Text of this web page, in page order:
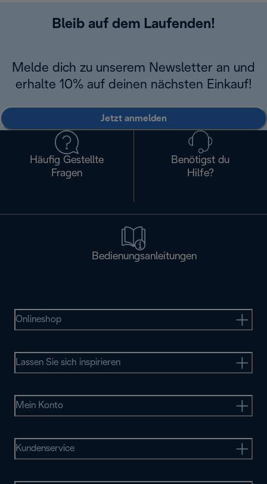
Bleib auf dem Laufenden!
Melde dich zu unserem Newsletter an und
erhalte 10% auf deinen nächsten Einkauf!
Jetzt anmelden
Häufig Gestellte
Fragen
Benötigst du
Hilfe?
Bedienungsanleitungen
Onlineshop
Lassen Sie sich inspirieren
Mein Konto
Kundenservice